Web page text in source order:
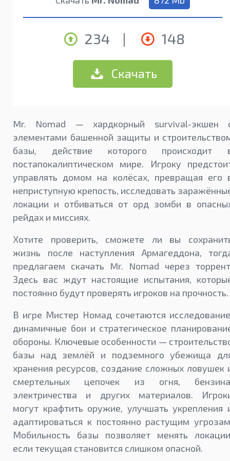
234 | 148
Скачать
Mr. Nomad — хардкорный survival-экшен
элементами башенной защиты и
базы, действие которого происходит
постапокалиптическом мире. Игроку
управлять домом на колёсах, превращая его
неприступную крепость, исследовать
локации и отбиваться от орд зомби в
рейдах и миссиях.
Хотите проверить, сможете ли вы
жизнь после наступления Армагеддона,
предлагаем скачать Mr. Nomad через
Здесь вас ждут настоящие испытания,
постоянно будут проверять игроков на прочность.
В игре Мистер Номад сочетаются
динамичные бои и стратегическое
обороны. Ключевые особенности —
базы над землёй и подземного убежища
хранения ресурсов, создание сложных ловушек
смертельных цепочек из огня,
электричества и других материалов.
могут крафтить оружие, улучшать укрепления
адаптироваться к постоянно растущим
Мобильность базы позволяет менять
если текущая становится слишком опасной.